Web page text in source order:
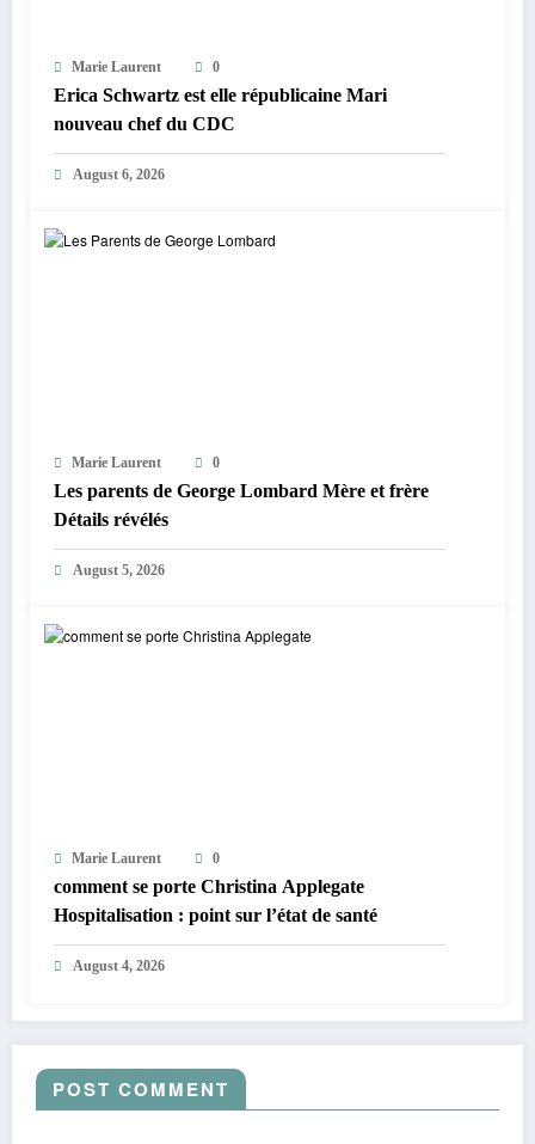
Marie Laurent 0
Erica Schwartz est elle républicaine Mari
nouveau chef du CDC
August 6, 2026
Marie Laurent 0
Les parents de George Lombard Mère et frère
Détails révélés
August 5, 2026
Marie Laurent 0
comment se porte Christina Applegate
Hospitalisation : point sur l’état de santé
August 4, 2026
POST COMMENT